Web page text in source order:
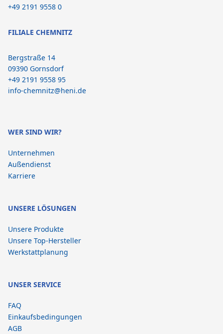
+49 2191 9558 0
FILIALE CHEMNITZ
Bergstraße 14
09390 Gornsdorf
+49 2191 9558 95
info-chemnitz@heni.de
WER SIND WIR?
Unternehmen
Außendienst
Karriere
UNSERE LÖSUNGEN
Unsere Produkte
Unsere Top-Hersteller
Werkstattplanung
UNSER SERVICE
FAQ
Einkaufsbedingungen
AGB